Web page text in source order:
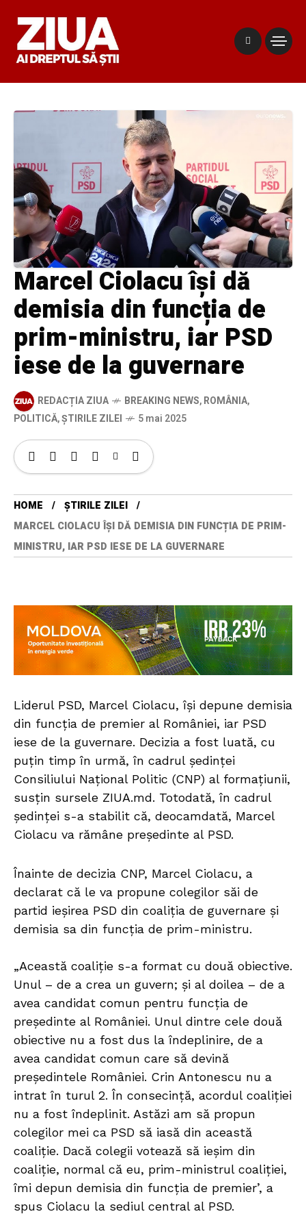
Marcel Ciolacu își dă
demisia din funcția de
prim-ministru, iar PSD
iese de la guvernare
REDACȚIA ZIUA BREAKING NEWS,ROMÂNIA,
POLITICĂ,ȘTIRILE ZILEI 5 mai 2025
HOME
ȘTIRILE ZILEI
MARCEL CIOLACU ÎȘI DĂ DEMISIA DIN FUNCȚIA DE PRIM-
MINISTRU, IAR PSD IESE DE LA GUVERNARE
Liderul PSD, Marcel Ciolacu, își depune demisia
din funcția de premier al României, iar PSD
iese de la guvernare. Decizia a fost luată, cu
puțin timp în urmă, în cadrul ședinței
Consiliului Național Politic (CNP) al formațiunii,
susțin sursele ZIUA.md. Totodată, în cadrul
ședinței s-a stabilit că, deocamdată, Marcel
Ciolacu va rămâne președinte al PSD.
Înainte de decizia CNP, Marcel Ciolacu, a
declarat că le va propune colegilor săi de
partid ieșirea PSD din coaliția de guvernare și
demisia sa din funcția de prim-ministru.
„Această coaliție s-a format cu două obiective.
Unul – de a crea un guvern; și al doilea – de a
avea candidat comun pentru funcția de
președinte al României. Unul dintre cele două
obiective nu a fost dus la îndeplinire, de a
avea candidat comun care să devină
președintele României. Crin Antonescu nu a
intrat în turul 2. În consecință, acordul coaliției
nu a fost îndeplinit. Astăzi am să propun
colegilor mei ca PSD să iasă din această
coaliție. Dacă colegii votează să ieșim din
coaliție, normal că eu, prim-ministrul coaliției,
îmi depun demisia din funcția de premier’, a
spus Ciolacu la sediul central al PSD.